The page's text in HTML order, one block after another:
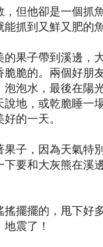
但他卻是一個抓
抓到又鮮又肥的
果子帶到溪邊，
脆的。兩個好朋
泡水，最後在陽
地，或乾脆睡一
的一天。
子，因為天氣特
要和大灰熊在溪
擺擺的，甩下好
震了！